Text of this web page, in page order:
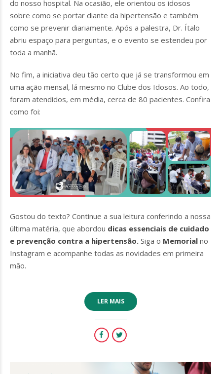
do nosso hospital. Na ocasião, ele orientou os idosos
sobre como se portar diante da hipertensão e também
como se prevenir diariamente. Após a palestra, Dr. Ítalo
abriu espaço para perguntas, e o evento se estendeu por
toda a manhã.
No fim, a iniciativa deu tão certo que já se transformou em
uma ação mensal, lá mesmo no Clube dos Idosos. Ao todo,
foram atendidos, em média, cerca de 80 pacientes. Confira
como foi:
Gostou do texto? Continue a sua leitura conferindo a nossa
última matéria, que abordou dicas essenciais de cuidado
e prevenção contra a hipertensão. Siga o Memorial no
Instagram e acompanhe todas as novidades em primeira
mão.
LER MAIS